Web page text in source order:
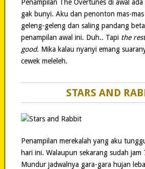
Penampilan The Overtunes di awal
gak bunyi. Aku dan penonton mas-
geleng-geleng dan saling pandang
penampilan awal ini. Duh.. Tapi the
good. Mika kalau nyanyi emang
cewek meleleh.
STARS AND
Penampilan merekalah yang aku
hari ini. Walaupun sekarang sudah jam
Mundur jadwalnya gara-gara hujan